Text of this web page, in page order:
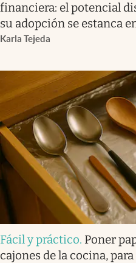
financiera: el potencial
su adopción se estanca
Karla Tejeda
Fácil y práctico. Poner
cajones de la cocina,